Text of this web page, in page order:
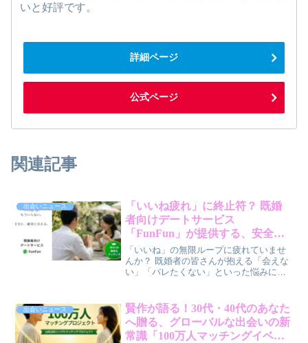
いと好評です。
詳細ページ
公式ページ
関連記事
出会いニュース
「いいね疲れ」に終止符？ 既婚
者向けデートサービス
「FunFun」が提供する、安全で
確実な出会いの新常識
「いいね」の無限ループに疲れていませ
んか？ 既婚者の皆さんが抱える「会えな
い」「バレたくない」といった悩みに寄
魅力と、安心して出会いを楽しむための
秘訣を深掘りします。
出会いニュース
賢作が語る！30代・40代のあなた
へ贈る、グローバルな出会いの新
常識「100万人マッチングイベン